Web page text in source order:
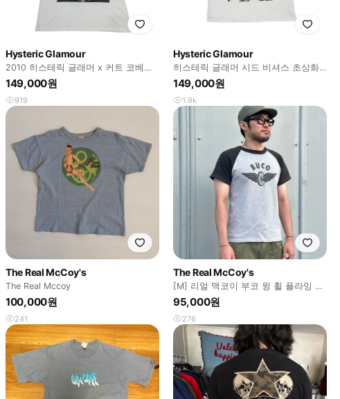
Hysteric Glamour
2010 히스테릭 글래머 x 커트 코베인
반팔 티셔츠
149,000원
919
Hysteric Glamour
히스테릭 글래머 시드 비셔스 초상화
반팔 티셔츠
149,000원
1.9k
The Real McCoy's
The Real Mccoy
100,000원
241
The Real McCoy's
[M] 리얼 맥코이 부코 윙 휠 플라잉 바
이크 래글런 티셔츠
95,000원
276